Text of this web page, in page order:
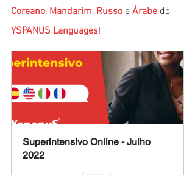
Coreano, Mandarim, Russo e Árabe do
YSPANUS Languages!
Superintensivo Online - Julho
2022